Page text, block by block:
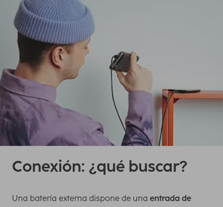
Conexión: ¿qué buscar?
Una batería externa dispone de una entrada de